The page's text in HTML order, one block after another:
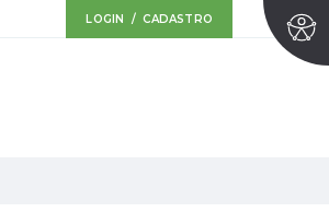
LOGIN / CADASTRO